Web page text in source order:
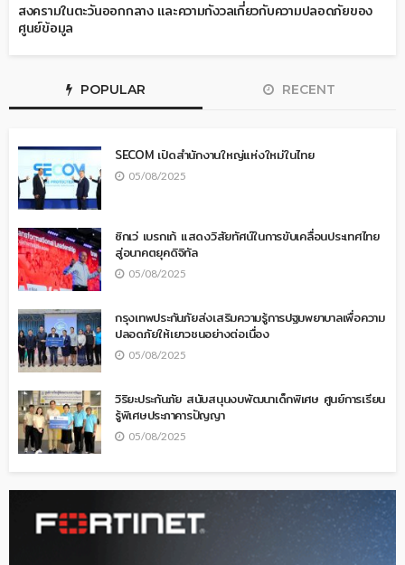
สงครามในตะวันออกกลาง และความกังวลเกี่ยวกับความปลอดภัยของ
ศูนย์ข้อมูล
POPULAR RECENT
SECOM เปิดสำนักงานใหญ่แห่งใหม่ในไทย
05/08/2025
ซิกเว่ เบรกเก้ แสดงวิสัยทัศน์ในการขับเคลื่อนประเทศไทย
สู่อนาคตยุคดิจิทัล
05/08/2025
กรุงเทพประกันภัยส่งเสริมความรู้การปฐมพยาบาลเพื่อความ
ปลอดภัยให้เยาวชนอย่างต่อเนื่อง
05/08/2025
วิริยะประกันภัย สนับสนุนงบพัฒนาเด็กพิเศษ ศูนย์การเรียน
รู้พิเศษประภาคารปัญญา
05/08/2025